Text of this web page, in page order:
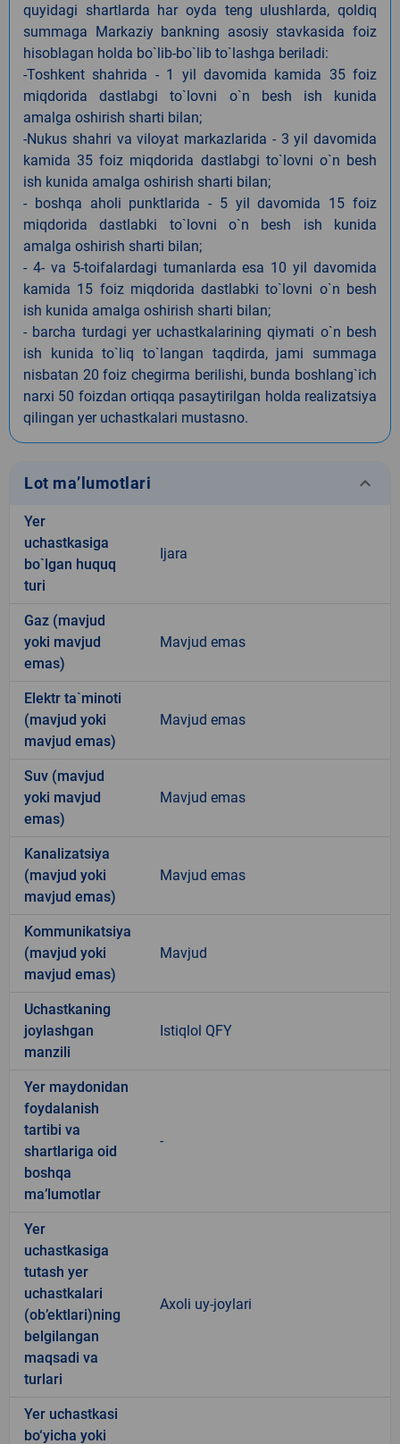
quyidagi shartlarda har oyda teng ulushlarda, qoldiq
summaga Markaziy bankning asosiy stavkasida foiz
hisoblagan holda bo`lib-bo`lib to`lashga beriladi:
-Toshkent shahrida - 1 yil davomida kamida 35 foiz
miqdorida dastlabgi to`lovni o`n besh ish kunida
amalga oshirish sharti bilan;
-Nukus shahri va viloyat markazlarida - 3 yil davomida
kamida 35 foiz miqdorida dastlabgi to`lovni o`n besh
ish kunida amalga oshirish sharti bilan;
- boshqa aholi punktlarida - 5 yil davomida 15 foiz
miqdorida dastlabki to`lovni o`n besh ish kunida
amalga oshirish sharti bilan;
- 4- va 5-toifalardagi tumanlarda esa 10 yil davomida
kamida 15 foiz miqdorida dastlabki to`lovni o`n besh
ish kunida amalga oshirish sharti bilan;
- barcha turdagi yer uchastkalarining qiymati o`n besh
ish kunida to`liq to`langan taqdirda, jami summaga
nisbatan 20 foiz chegirma berilishi, bunda boshlang`ich
narxi 50 foizdan ortiqqa pasaytirilgan holda realizatsiya
qilingan yer uchastkalari mustasno.
Lot ma’lumotlari keyboard_arrow_down
Yer
uchastkasiga
bo`lgan huquq
turi
Ijara
Gaz (mavjud
yoki mavjud
emas)
Mavjud emas
Elektr ta`minoti
(mavjud yoki
mavjud emas)
Mavjud emas
Suv (mavjud
yoki mavjud
emas)
Mavjud emas
Kanalizatsiya
(mavjud yoki
mavjud emas)
Mavjud emas
Kommunikatsiya
(mavjud yoki
mavjud emas)
Mavjud
Uchastkaning
joylashgan
manzili
Istiqlol QFY
Yer maydonidan
foydalanish
tartibi va
shartlariga oid
boshqa
ma’lumotlar
-
Yer
uchastkasiga
tutash yer
uchastkalari
(ob’ektlari)ning
belgilangan
maqsadi va
turlari
Axoli uy-joylari
Yer uchastkasi
bo‘yicha yoki